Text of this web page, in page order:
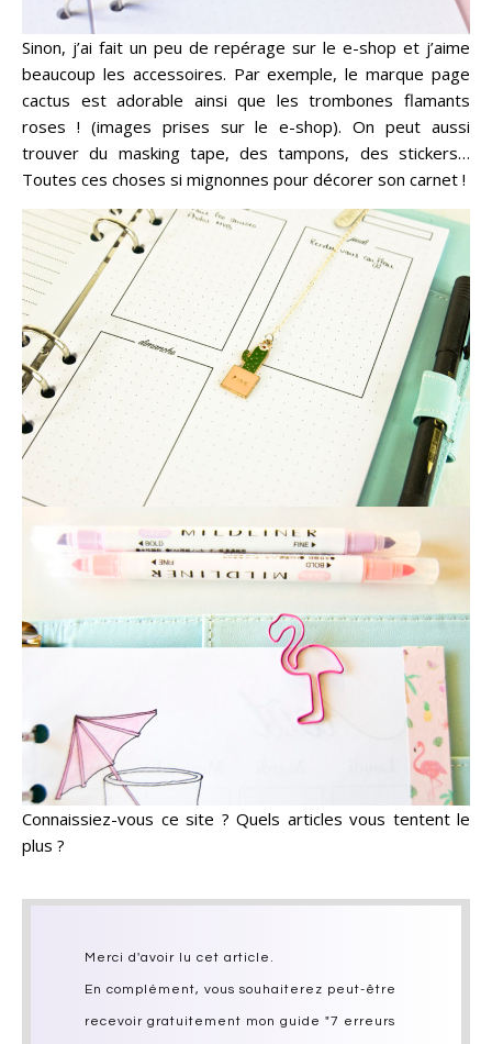
Sinon, j’ai fait un peu de repérage sur le e-shop et j’aime
beaucoup les accessoires. Par exemple, le marque page
cactus est adorable ainsi que les trombones flamants
roses ! (images prises sur le e-shop). On peut aussi
trouver du masking tape, des tampons, des stickers…
Toutes ces choses si mignonnes pour décorer son carnet !
Connaissiez-vous ce site ? Quels articles vous tentent le
plus ?
Merci d'avoir lu cet article.
En complément, vous souhaiterez peut-être
recevoir gratuitement mon guide "7 erreurs